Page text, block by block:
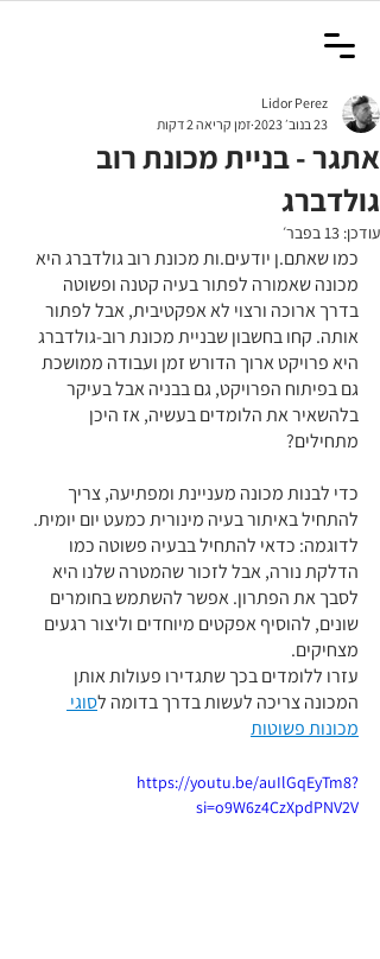
אתגר - בניית מכונת רוב
גולדברג
Lidor Perez
23 בנוב׳ 2023
זמן קריאה 2 דקות
עודכן: 13 בפבר׳
כמו שאתם.ן יודעים.ות מכונת רוב גולדברג היא
מכונה שאמורה לפתור בעיה קטנה ופשוטה
בדרך ארוכה ורצוי לא אפקטיבית, אבל לפתור
אותה. קחו בחשבון שבניית מכונת רוב-גולדברג
היא פרויקט ארוך הדורש זמן ועבודה ממושכת
גם בפיתוח הפרויקט, גם בבניה אבל בעיקר
בלהשאיר את הלומדים בעשיה, אז היכן
מתחילים?
כדי לבנות מכונה מעניינת ומפתיעה, צריך
להתחיל באיתור בעיה מינורית כמעט יום יומית.
לדוגמה: כדאי להתחיל בבעיה פשוטה כמו
הדלקת נורה, אבל לזכור שהמטרה שלנו היא
לסבך את הפתרון. אפשר להשתמש בחומרים
שונים, להוסיף אפקטים מיוחדים וליצור רגעים
מצחיקים.
עזרו ללומדים בכך שתגדירו פעולות אותן
המכונה צריכה לעשות בדרך בדומה לסוגי
מכונות פשוטות
https://youtu.be/auIlGqEyTm8?
si=o9W6z4CzXpdPNV2V